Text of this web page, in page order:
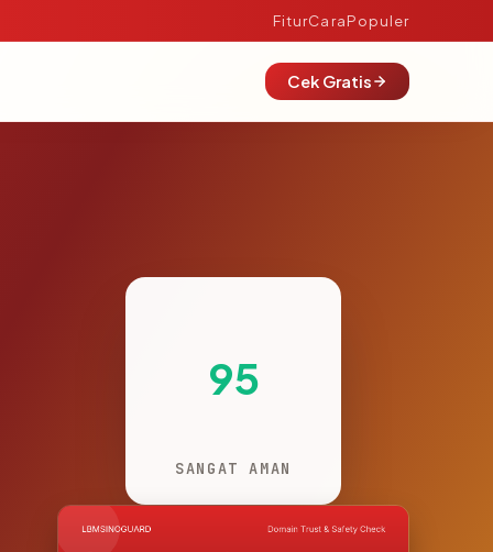
FiturCaraPopuler
Cek Gratis
95
SANGAT AMAN